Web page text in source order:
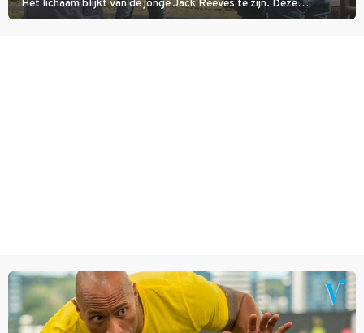
Het lichaam blijkt van de jonge Jack Reeves te zijn. Deze
homoseksuele woonwagenbewoner had gebroken met zijn familie